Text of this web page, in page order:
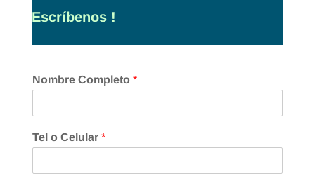
Escríbenos !
Nombre Completo *
Tel o Celular *